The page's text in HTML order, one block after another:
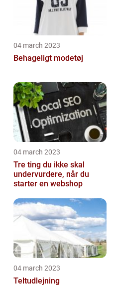
04 march 2023
Behageligt modetøj
04 march 2023
Tre ting du ikke skal
undervurdere, når du
starter en webshop
04 march 2023
Teltudlejning